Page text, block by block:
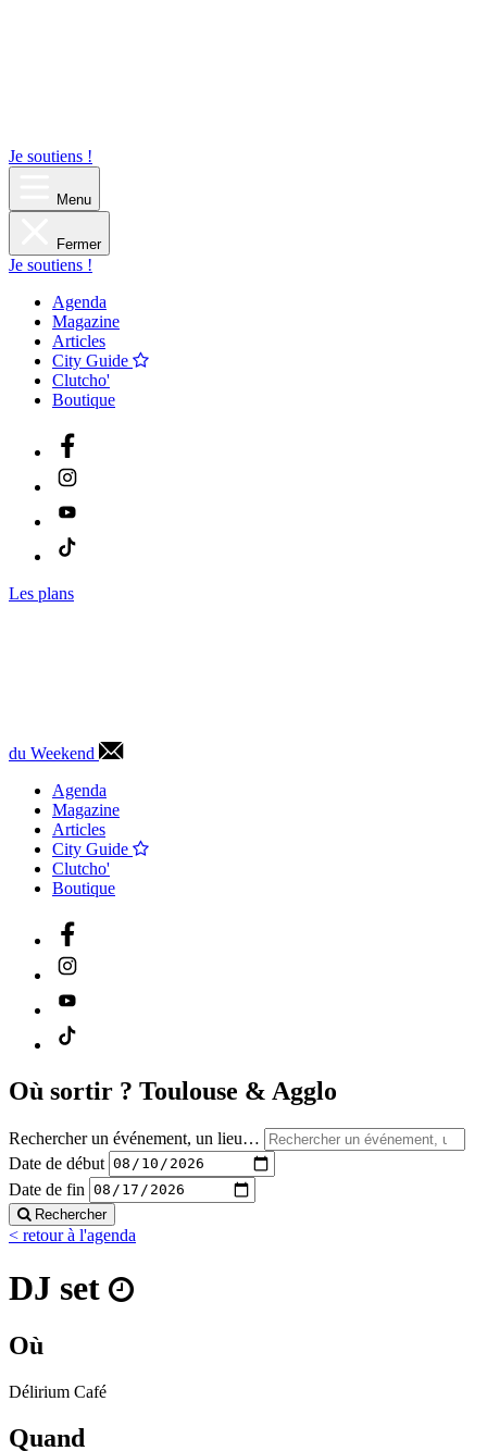
Je soutiens !
Menu
Fermer
Je soutiens !
Agenda
Magazine
Articles
City Guide
Clutcho'
Boutique
Les plans
du Weekend
Agenda
Magazine
Articles
City Guide
Clutcho'
Boutique
Où sortir ? Toulouse & Agglo
Rechercher un événement, un lieu…
Date de début
Date de fin
Rechercher
< retour à l'agenda
DJ set
Où
Délirium Café
Quand